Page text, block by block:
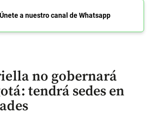
Únete a nuestro canal de Whatsapp
no gobernará
tendrá sedes en